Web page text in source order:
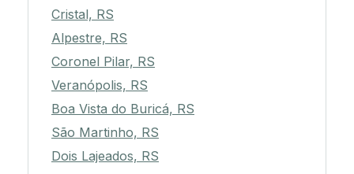
Cristal, RS
Alpestre, RS
Coronel Pilar, RS
Veranópolis, RS
Boa Vista do Buricá, RS
São Martinho, RS
Dois Lajeados, RS